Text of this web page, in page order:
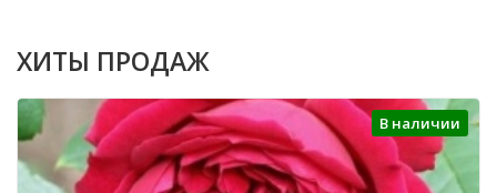
ХИТЫ ПРОДАЖ
В наличии